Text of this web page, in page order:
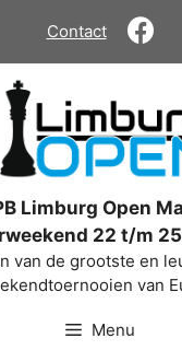
Contact
Limburg Open
22 t/m
van de grootste en
van
Menu